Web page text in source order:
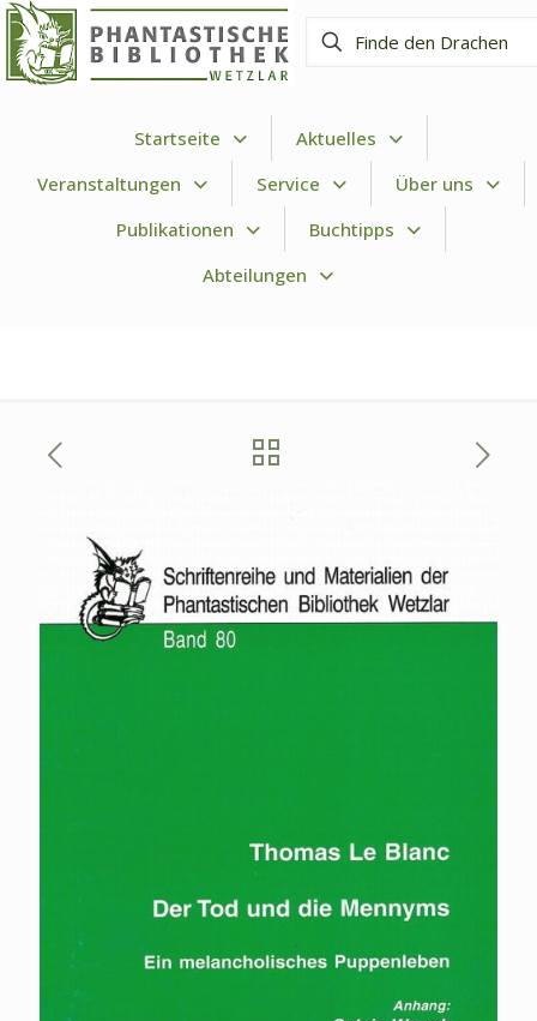
Finde
den
Startseite
Aktuelles
Veranstaltungen
Service
Über uns
Publikationen
Buchtipps
Abteilungen